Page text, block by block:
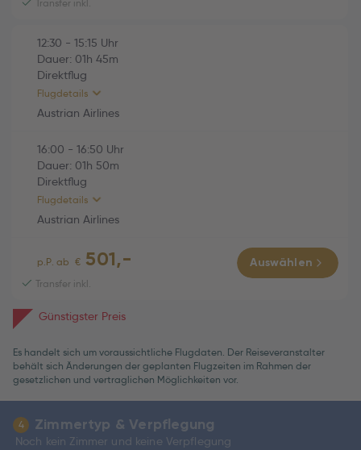
Di., 06.10.2026
16:00 Varna (VAR) -
16:50 Wien (VIE)
Economy
Transfer inkl.
12:30 - 15:15 Uhr
Dauer: 01h 45m
Direktflug
Flugdetails
Austrian Airlines
HINFLUG (Direktflug)
Austrian Airlines (OS769)
Fr., 02.10.2026
15:15 Varna (VAR)
16:00 - 16:50 Uhr
Dauer: 01h 50m
Direktflug
Flugdetails
Austrian Airlines
RÜCKFLUG (Direktflug) 01h 50m
Di., 06.10.2026
16:50 Wien (VIE)
Economy
p.P. ab € 501,-
Transfer inkl.
Auswählen
Günstigster Preis
Es handelt sich um voraussichtliche Flugdaten. Der Reiseveranstalter
behält sich Änderungen der geplanten Flugzeiten im Rahmen der
gesetzlichen und vertraglichen Möglichkeiten vor.
4 Zimmertyp & Verpflegung
Noch kein Zimmer und keine Verpflegung